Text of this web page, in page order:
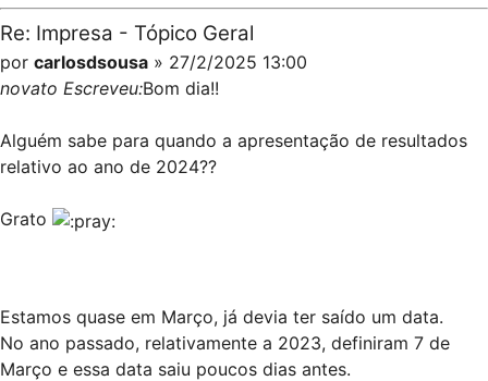
Re: Impresa - Tópico Geral
por carlosdsousa » 27/2/2025 13:00
novato Escreveu:Bom dia!!
Alguém sabe para quando a apresentação de resultados
relativo ao ano de 2024??
Grato
Estamos quase em Março, já devia ter saído um data.
No ano passado, relativamente a 2023, definiram 7 de
Março e essa data saiu poucos dias antes.